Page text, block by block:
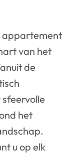
appartement
van het
de
het
u op elk